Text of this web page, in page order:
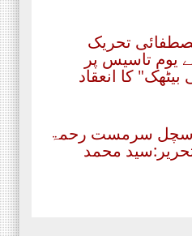
تحریک
یومِ تاسیس پر
کا انعقاد
سرمست رحمۃ
تحریر:سید محمد